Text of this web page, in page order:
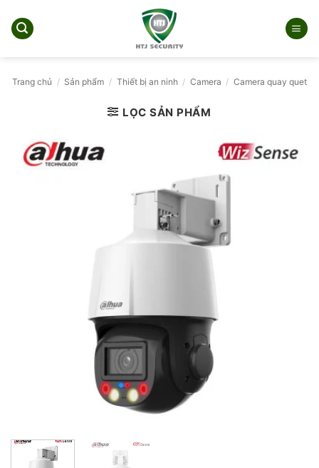
qua
Trang chủ / Sản phẩm / Thiết bị an ninh / Camera / Camera quay quet
LỌC SẢN PHẨM